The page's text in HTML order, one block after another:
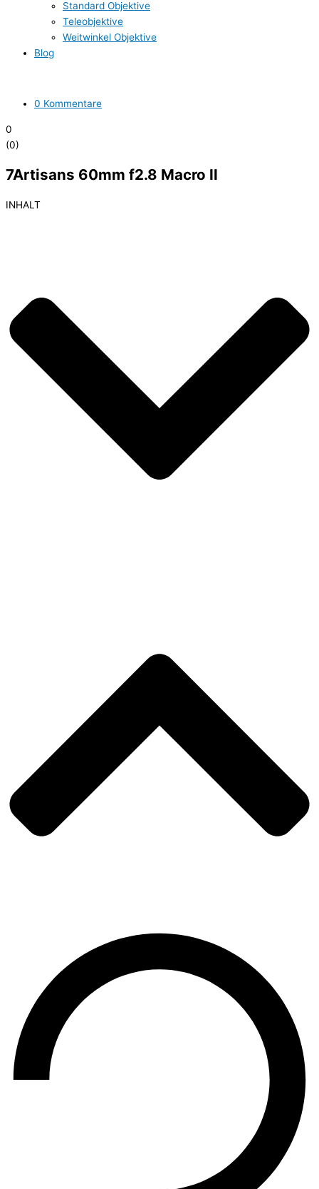
Standard Objektive
Teleobjektive
Weitwinkel Objektive
Blog
0 Kommentare
0
(0)
7Artisans 60mm f2.8 Macro II
INHALT